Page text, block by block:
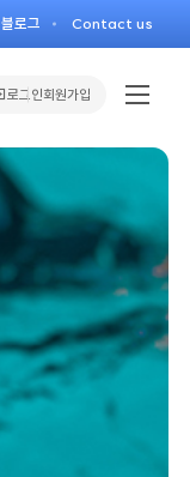
블로그 Contact us
로그인회원가입